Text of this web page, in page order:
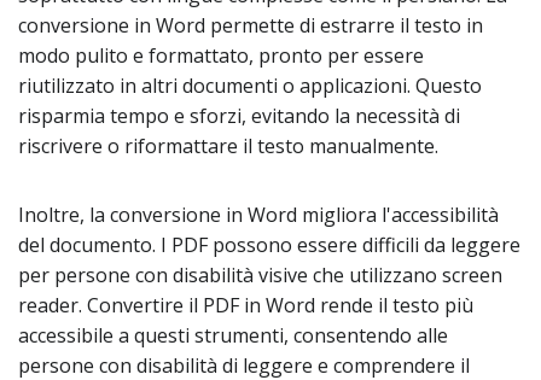
conversione in Word permette di estrarre il testo in
modo pulito e formattato, pronto per essere
riutilizzato in altri documenti o applicazioni. Questo
risparmia tempo e sforzi, evitando la necessità di
riscrivere o riformattare il testo manualmente.
Inoltre, la conversione in Word migliora l'accessibilità
del documento. I PDF possono essere difficili da leggere
per persone con disabilità visive che utilizzano screen
reader. Convertire il PDF in Word rende il testo più
accessibile a questi strumenti, consentendo alle
persone con disabilità di leggere e comprendere il